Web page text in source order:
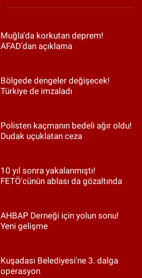
Muğla'da korkutan deprem!
AFAD'dan açıklama
Bölgede dengeler değişecek!
Türkiye de imzaladı
Polisten kaçmanın bedeli ağır oldu!
Dudak uçuklatan ceza
10 yıl sonra yakalanmıştı!
FETÖ'cünün ablası da gözaltında
AHBAP Derneği için yolun sonu!
Yeni gelişme
Kuşadası Belediyesi'ne 3. dalga
operasyon